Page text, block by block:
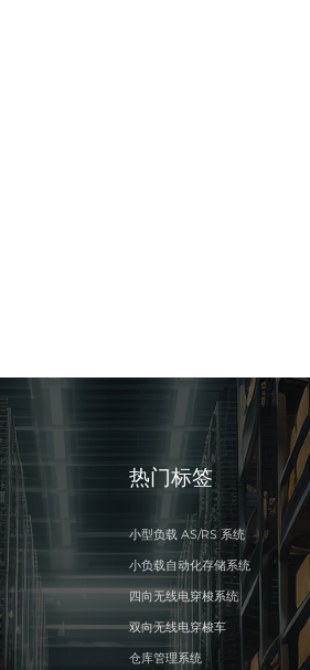
热门标签
小型负载 AS/RS 系统
小负载自动化存储系统
四向无线电穿梭系统
双向无线电穿梭车
仓库管理系统